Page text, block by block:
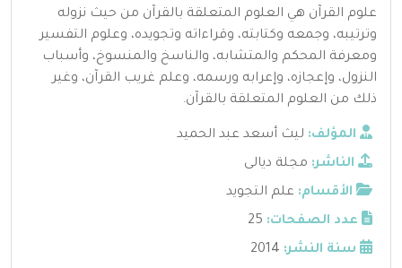
علوم القرآن هي العلوم المتعلقة بالقرآن من حيث نزوله
وترتيبه، وجمعه وكتابته، وقراءاته وتجويده، وعلوم التفسير
ومعرفة المحكم والمتشابه، والناسخ والمنسوخ، وأسباب
النزول، وإعجازه، وإعرابه ورسمه، وعلم غريب القرآن، وغير
ذلك من العلوم المتعلقة بالقرآن.
المؤلف: ليث أسعد عبد الحميد
الناشر: مجلة ديالى
الأقسام: علم التجويد
عدد الصفحات: 25
سنة النشر: 2014